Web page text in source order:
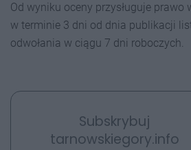
Od wyniku oceny przysługuje prawo
w terminie 3 dni od dnia publikacji
odwołania w ciągu 7 dni roboczych.
Subskrybuj
tarnowskiegory.info